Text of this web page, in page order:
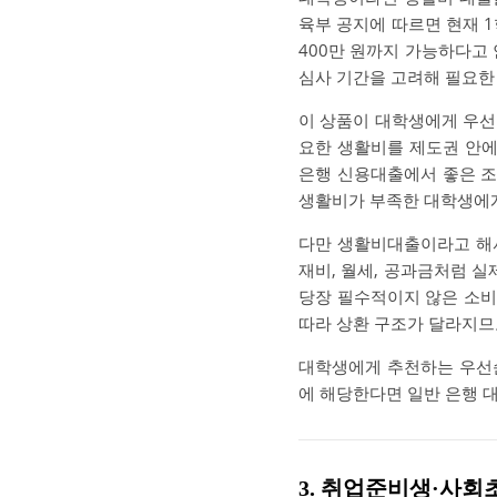
육부 공지에 따르면 현재
400만 원까지 가능하다고
심사 기간을 고려해 필요
이 상품이 대학생에게 우
요한 생활비를 제도권 안
은행 신용대출에서 좋은
생활비가 부족한 대학생
다만 생활비대출이라고
재비, 월세, 공과금처럼 실
당장 필수적이지 않은 소
따라 상환 구조가 달라지
대학생에게 추천하는 우
에 해당한다면 일반 은행
3. 취업준비생·사회